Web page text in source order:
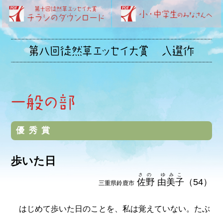
優秀賞
歩いた日
三重県鈴鹿市 佐野 由美子
さの ゆみこ
（54）
はじめて歩いた日のことを、私は覚えていない。たぶ